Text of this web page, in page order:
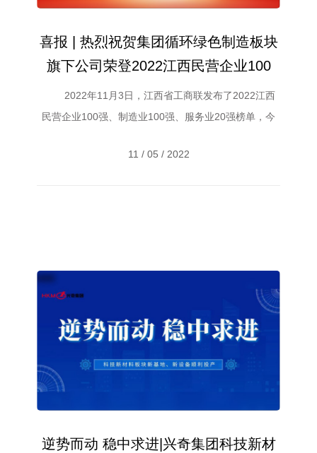
喜报 | 热烈祝贺集团循环绿色制造板块
旗下公司荣登2022江西民营企业100
强、制造业100强
2022年11月3日，江西省工商联发布了2022江西
民营企业100强、制造业100强、服务业20强榜单，今
来最高值，上榜企业呈现出整体规模稳步提升、创新转
11 / 05 / 2022
逆势而动 稳中求进|兴奇集团科技新材